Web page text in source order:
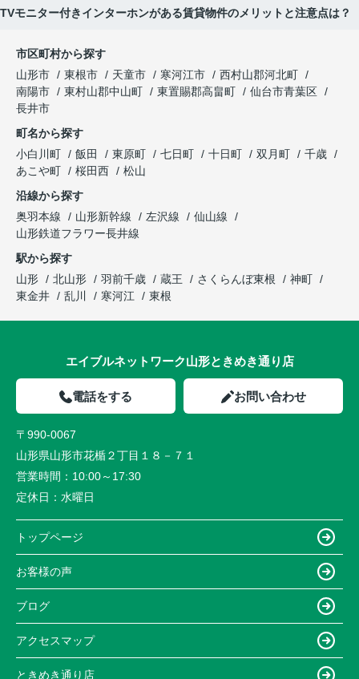
TVモニター付きインターホンがある賃貸物件のメリットと注意点は？
市区町村から探す
山形市
東根市 天童市 寒河江市
西村山郡河北町
南陽市
東村山郡中山町 東置賜郡高畠町
仙台市青葉区
長井市
町名から探す
小白川町
飯田 東原町 七日町 十日町 双月町
千歳
あこや町
桜田西
松山
沿線から探す
奥羽本線
山形新幹線 左沢線
仙山線
山形鉄道フラワー長井線
駅から探す
山形
北山形 羽前千歳 蔵王 さくらんぼ東根
神町
東金井
乱川 寒河江 東根
エイブルネットワーク山形ときめき通り店
電話をする お問い合わせ
〒990-0067
山形県山形市花楯２丁目１８－７１
営業時間： 10:00～17:30
定休日： 水曜日
トップページ
お客様の声
ブログ
アクセスマップ
ときめき通り店